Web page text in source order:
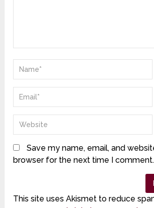
Save my name, email, and
browser for the next time I comment.
This site uses Akismet to reduce